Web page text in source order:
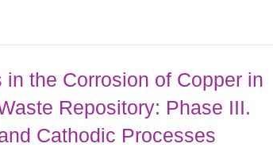
cause...
the Corrosion of Copper in
Repository: Phase III.
Cathodic Processes